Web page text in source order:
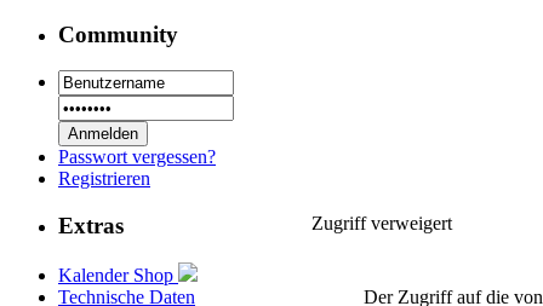
Community
Passwort vergessen?
Registrieren
Extras
Kalender Shop
Technische Daten
Zugriff verweigert
Der Zugriff auf die